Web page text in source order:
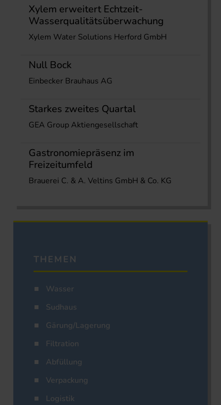
Xylem erweitert Echtzeit-
Wasserqualitätsüberwachung
Xylem Water Solutions Herford GmbH
Null Bock
Einbecker Brauhaus AG
Starkes zweites Quartal
GEA Group Aktiengesellschaft
Gastronomiepräsenz im
Freizeitumfeld
Brauerei C. & A. Veltins GmbH & Co. KG
THEMEN
Wasser
Sudhaus
Gärung/Lagerung
Filtration
Abfüllung
Verpackung
Logistik